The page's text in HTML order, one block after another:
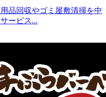
品回収やゴミ屋敷清掃を中
ービス...